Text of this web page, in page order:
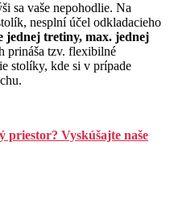
sa vaše nepohodlie. Na
nesplní účel odkladacieho
tretiny, max. jednej
prináša tzv. flexibilné
stolíky, kde si v prípade
priestor? Vyskúšajte naše